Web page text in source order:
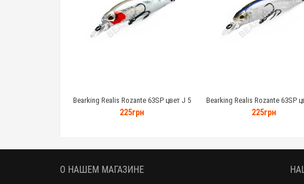
Bearking Realis Rozante 63SP цвет J 5
грамм
225грн
Bearking Realis Rozante 63SP
грамм
225грн
О НАШЕМ МАГАЗИНЕ